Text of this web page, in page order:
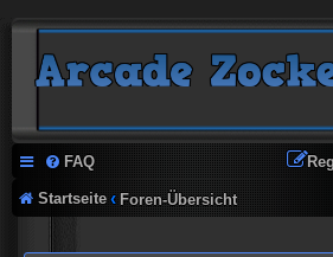
FAQ
Startseite Foren-Übersicht